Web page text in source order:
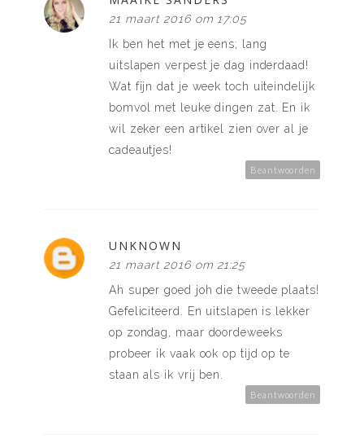
21 maart 2016 om 17:05
Ik ben het met je eens; lang
uitslapen verpest je dag inderdaad!
Wat fijn dat je week toch uiteindelijk
bomvol met leuke dingen zat. En ik
wil zeker een artikel zien over al je
cadeautjes!
Beantwoorden
UNKNOWN
21 maart 2016 om 21:25
Ah super goed joh die tweede plaats!
Gefeliciteerd. En uitslapen is lekker
op zondag, maar doordeweeks
probeer ik vaak ook op tijd op te
staan als ik vrij ben.
Beantwoorden